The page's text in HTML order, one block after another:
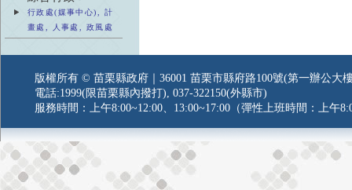
行政處(媒事中心), 計
畫處, 人事處, 政風處
版權所有 © 苗栗縣政府｜36001 苗栗市縣府路100號(第一辦公大
電話:1999(限苗栗縣內撥打), 037-322150(外縣市)
服務時間：上午8:00~12:00、13:00~17:00（彈性上班時間：上午